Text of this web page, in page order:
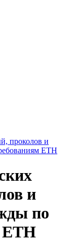
проколов и
ЕТН
и
по
ЕТН